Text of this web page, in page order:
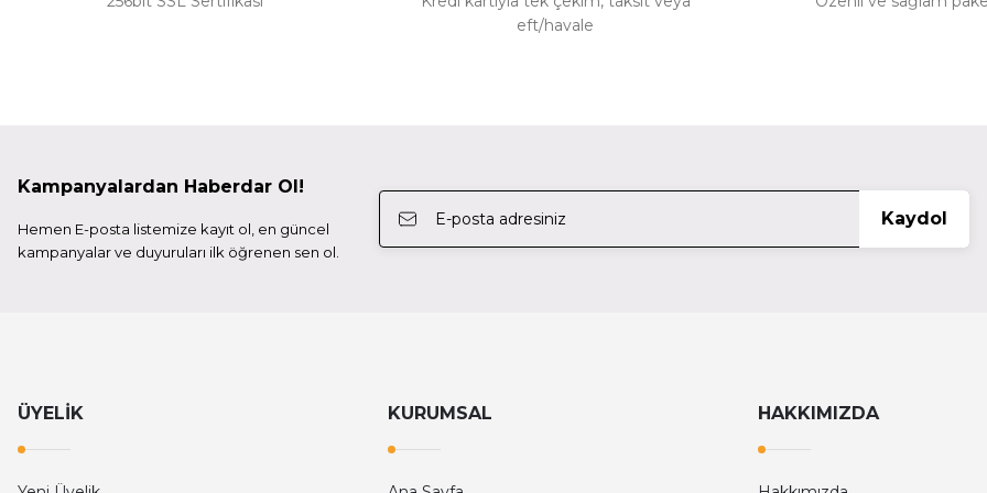
Tilta 4*5.65 Carbon Fiber Matte Box (Clamp-On With 95Mm Back Mb-T12-M95
Tilta Tiltaing Advanced
Tilta Tiltaing Advanced Right Sideo Handle Attachment Type V - Black Ta-Aha5-R-B
2.160,00 TL
Tilta Tilta 15Mm
eft/havale
Kampanyalardan Haberdar Ol!
Hemen E-posta listemize kayıt ol, en güncel
kampanyalar ve duyuruları ilk öğrenen sen ol.
Kaydol
ÜYELİK KURUMSAL HAKKIMIZDA